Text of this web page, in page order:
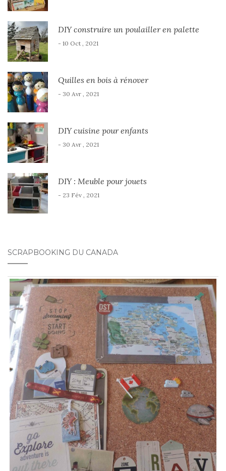
DIY construire un poulailler en palette
- 10 Oct , 2021
Quilles en bois à rénover
- 30 Avr , 2021
DIY cuisine pour enfants
- 30 Avr , 2021
DIY : Meuble pour jouets
- 23 Fév , 2021
SCRAPBOOKING DU CANADA